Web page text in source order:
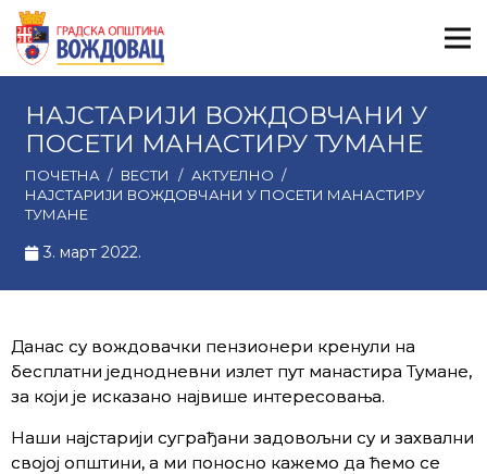
НАЈСТАРИЈИ ВОЖДОВЧАНИ У
ПОСЕТИ МАНАСТИРУ ТУМАНЕ
ПОЧЕТНА / ВЕСТИ / АКТУЕЛНО /
НАЈСТАРИЈИ ВОЖДОВЧАНИ У ПОСЕТИ МАНАСТИРУ
ТУМАНЕ
3. март 2022.
Данас су вождовачки пензионери кренули на
бесплатни једнодневни излет пут манастира Тумане,
за који је исказано највише интересовања.
Наши најстарији суграђани задовољни су и захвални
својој општини, а ми поносно кажемо да ћемо се